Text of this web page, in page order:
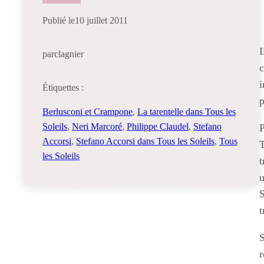
Publié le10 juillet 2011
parclagnier
Étiquettes :
Berlusconi et Crampone, La tarentelle dans Tous les
Soleils, Neri Marcoré, Philippe Claudel, Stefano
Accorsi, Stefano Accorsi dans Tous les Soleils, Tous
les Soleils